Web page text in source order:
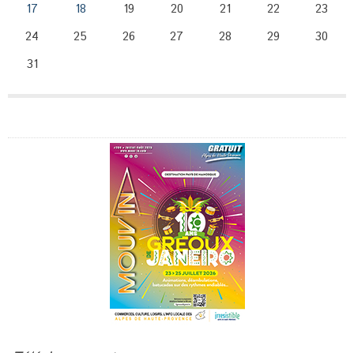
17
18 19 20 21 22
23
24
25 26 27 28 29
30
31